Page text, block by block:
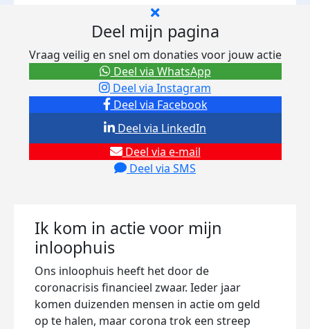
Deel mijn pagina
Vraag veilig en snel om donaties voor jouw actie
Deel via Facebook
Deel via Instagram
Deel via e-mail
Deel via SMS
Deel via LinkedIn
Deel via WhatsApp
Ik kom in actie voor mijn
inloophuis
Ons inloophuis heeft het door de
coronacrisis financieel zwaar. Ieder jaar
komen duizenden mensen in actie om geld
op te halen, maar corona trok een streep